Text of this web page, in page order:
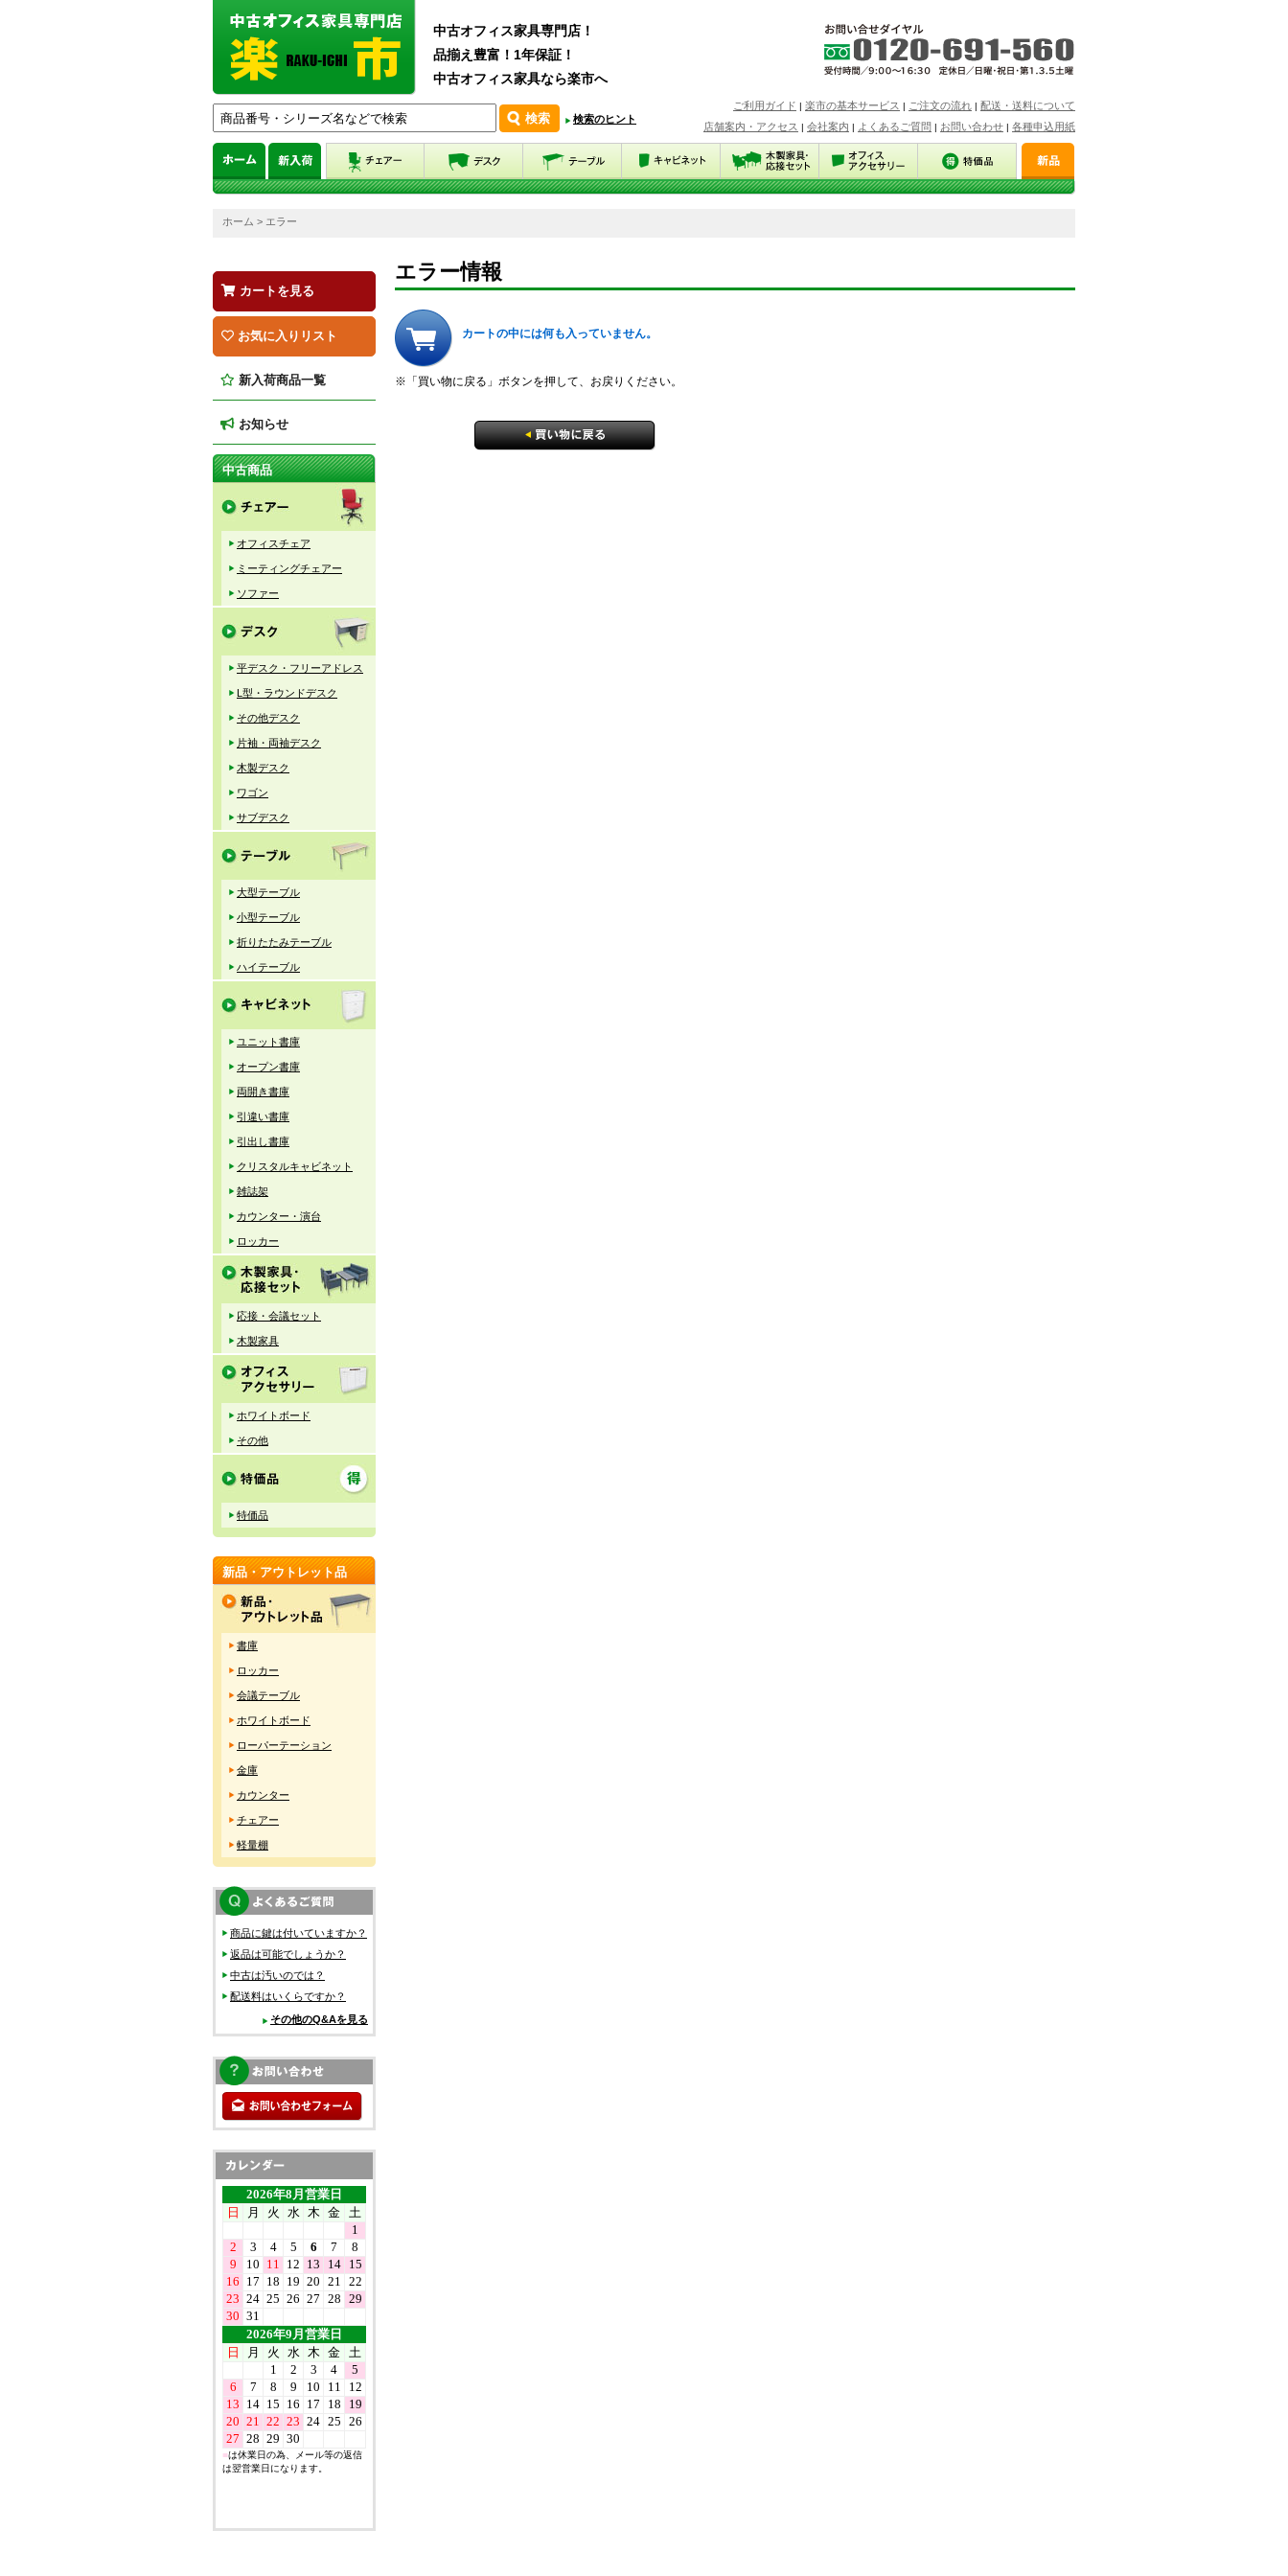
中古オフィス家具専門店！
品揃え豊富！1年保証！
中古オフィス家具なら楽市へ
検索のヒント
ご利用ガイド | 楽市の基本サービス | ご注文の流れ | 配送・送料について
店舗案内・アクセス | 会社案内 | よくあるご質問 | お問い合わせ | 各種申込用紙
ホーム > エラー
エラー情報
カートの中には何も入っていません。
※「買い物に戻る」ボタンを押して、お戻りください。
カートを見る
お気に入りリスト
新入荷商品一覧
お知らせ
中古商品
オフィスチェア
ミーティングチェアー
ソファー
平デスク・フリーアドレス
L型・ラウンドデスク
その他デスク
片袖・両袖デスク
木製デスク
ワゴン
サブデスク
大型テーブル
小型テーブル
折りたたみテーブル
ハイテーブル
ユニット書庫
オープン書庫
両開き書庫
引違い書庫
引出し書庫
クリスタルキャビネット
雑誌架
カウンター・演台
ロッカー
応接・会議セット
木製家具
ホワイトボード
その他
特価品
新品・アウトレット品
書庫
ロッカー
会議テーブル
ホワイトボード
ローパーテーション
金庫
カウンター
チェアー
軽量棚
商品に鍵は付いていますか？
返品は可能でしょうか？
中古は汚いのでは？
配送料はいくらですか？
その他のQ&Aを見る